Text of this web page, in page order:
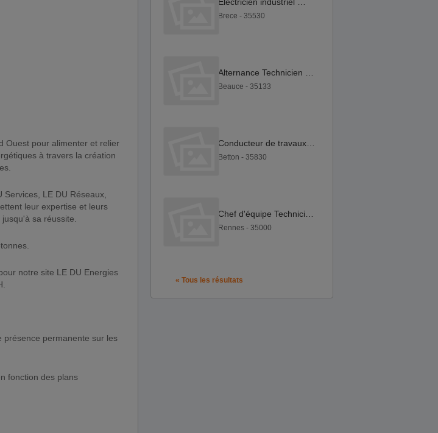
à travers la création
LE DU Réseaux,
leur expertise et leurs
sa réussite.
notre site LE DU Energies
présence permanente sur les
fonction des plans
Brece - 35530
Beauce - 35133
Betton - 35830
Rennes - 35000
« Tous les résultats